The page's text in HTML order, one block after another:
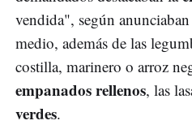
vendida", según
medio, además de las
costilla, marinero o arroz
empanados rellenos, las
verdes.